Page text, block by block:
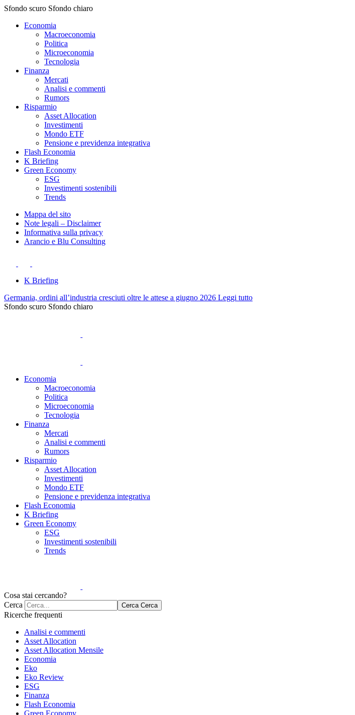
Sfondo scuro Sfondo chiaro
Economia
Macroeconomia
Politica
Microeconomia
Tecnologia
Finanza
Mercati
Analisi e commenti
Rumors
Risparmio
Asset Allocation
Investimenti
Mondo ETF
Pensione e previdenza integrativa
Flash Economia
K Briefing
Green Economy
ESG
Investimenti sostenibili
Trends
Mappa del sito
Note legali – Disclaimer
Informativa sulla privacy
Arancio e Blu Consulting
K Briefing
Germania, ordini all’industria cresciuti oltre le attese a giugno 2026 Leggi tutto
Sfondo scuro Sfondo chiaro
Economia
Macroeconomia
Politica
Microeconomia
Tecnologia
Finanza
Mercati
Analisi e commenti
Rumors
Risparmio
Asset Allocation
Investimenti
Mondo ETF
Pensione e previdenza integrativa
Flash Economia
K Briefing
Green Economy
ESG
Investimenti sostenibili
Trends
Cosa stai cercando?
Cerca
Cerca Cerca
Ricerche frequenti
Analisi e commenti
Asset Allocation
Asset Allocation Mensile
Economia
Eko
Eko Review
ESG
Finanza
Flash Economia
Green Economy